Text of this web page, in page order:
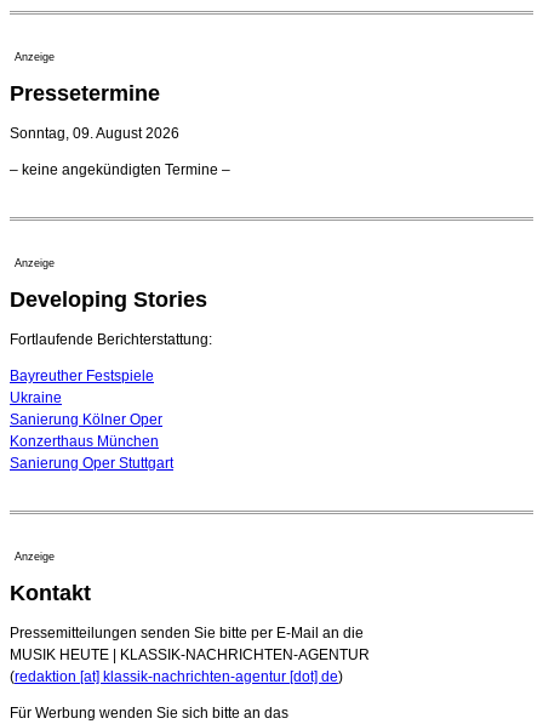
Regensburger Generalmusikdirektor Stefan Veselka
Kammerorchester Heilbronn: Chefdirigent Risto Joost
verlängert bis 2030
Ensemblemitglieder
Dirigent Nicolás Pasquet mit Würth-Preis der
Jeunesses Musicales ausgezeichnet
07. August 2026 - 13:20 Uhr
Anzeige
Pressetermine
Sonntag, 09. August 2026
– keine angekündigten Termine –
Anzeige
Developing Stories
Fortlaufende Berichterstattung:
Bayreuther Festspiele
Ukraine
Sanierung Kölner Oper
Konzerthaus München
Sanierung Oper Stuttgart
Anzeige
Kontakt
Pressemitteilungen senden Sie bitte per E-Mail an die
MUSIK HEUTE | KLASSIK-NACHRICHTEN-AGENTUR
(redaktion [at] klassik-nachrichten-agentur [dot] de)
Für Werbung wenden Sie sich bitte an das